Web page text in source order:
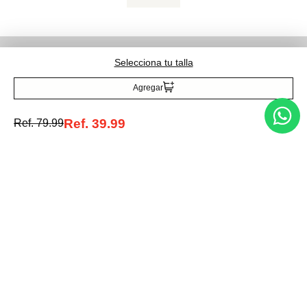
Selecciona tu talla
Agregar
Ref.79.99Ref. 39.99
Entérate de todo lo nuevo
Acepto la política de tratamiento de datos personales Suscribirse